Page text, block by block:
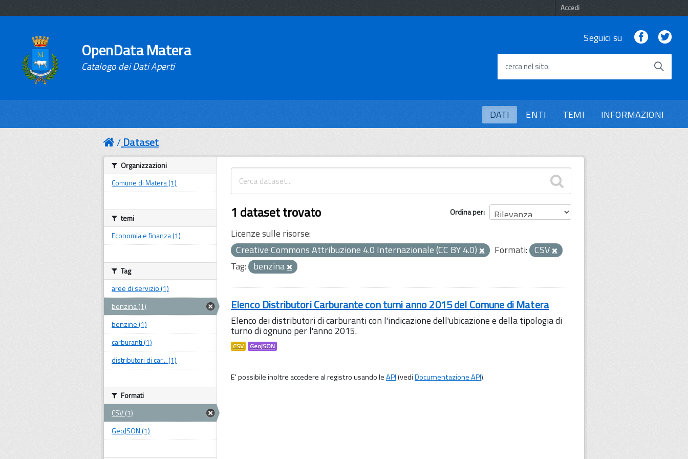
Accedi
OpenData Matera
Catalogo dei Dati Aperti
Seguici su Facebook
cerca nel sito
DATI ENTI TEMI INFORMAZIONI
Dataset
Ordina per
1 dataset trovato
Licenze sulle risorse:
Creative Commons Attribuzione 4.0 Internazionale (CC BY 4.0)
Formati: CSV
Tag: benzina
Elenco Distributori Carburante con turni anno 2015 del Comune di Matera
Elenco dei distributori di carburanti con l'indicazione dell'ubicazione e della tipologia di
turno di ognuno per l'anno 2015.
CSV GeoJSON
E' possibile inoltre accedere al registro usando leAPI(vediDocumentazione API).
Organizzazioni
Comune di Matera (1)
temi
Economia e finanza (1)
Tag
aree di servizio (1)
benzina (1)
benzine (1)
carburanti (1)
distributori di car... (1)
Formati
CSV (1)
GeoJSON (1)